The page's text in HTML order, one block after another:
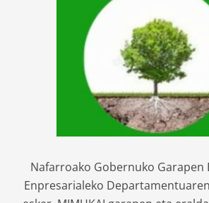
Nafarroako Gobernuko Garapen
Enpresarialeko